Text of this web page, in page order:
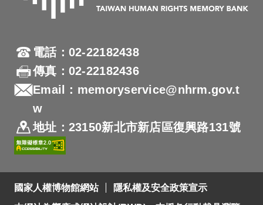
電話：02-22182438
傳真：02-22182436
Email：memoryservice@nhrm.gov.t
w
地址：23150新北市新店區復興路131號
國家人權博物館網站
隱私權及安全政策宣示